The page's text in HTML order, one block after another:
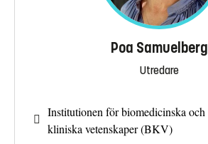
Poa Samuelberg
Utredare
Institutionen för biomedicinska och
kliniska vetenskaper (BKV)